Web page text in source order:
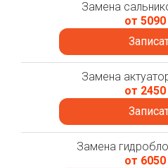
Замена
от
Замена
от
Замена
от